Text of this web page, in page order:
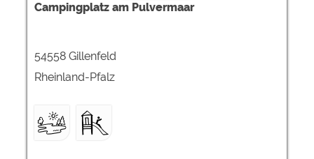
Campingplatz am Pulvermaar
54558 Gillenfeld
Rheinland-Pfalz